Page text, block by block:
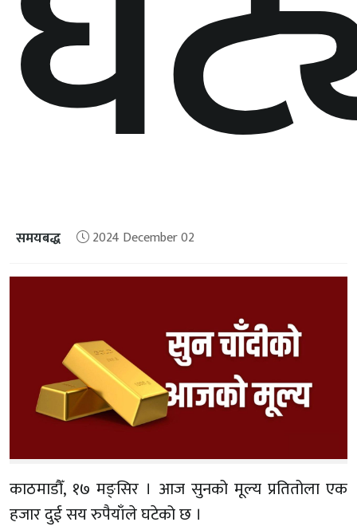
समयबद्ध 2024 December 02
काठमाडौँ, १७ मङ्सिर । आज सुनको मूल्य प्रतितोला एक
हजार दुई सय रुपैयाँले घटेको छ ।